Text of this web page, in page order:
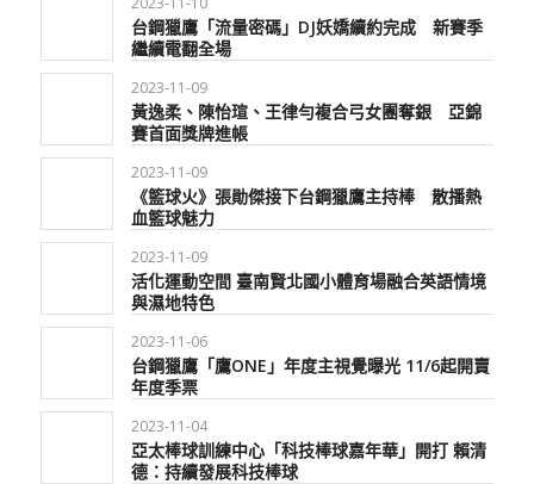
台鋼獵鷹「流量密碼」DJ妖嬌續約完成 新賽季
繼續電翻全場
2023-11-09
黃逸柔、陳怡瑄、王律勻複合弓女團奪銀 亞錦
賽首面獎牌進帳
2023-11-09
《籃球火》張勛傑接下台鋼獵鷹主持棒 散播熱
血籃球魅力
2023-11-09
活化運動空間 臺南賢北國小體育場融合英語情境
與濕地特色
2023-11-06
台鋼獵鷹「鷹ONE」年度主視覺曝光 11/6起開賣
年度季票
2023-11-04
亞太棒球訓練中心「科技棒球嘉年華」開打 賴清
德：持續發展科技棒球